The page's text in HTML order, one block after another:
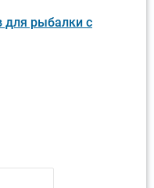
для рыбалки с